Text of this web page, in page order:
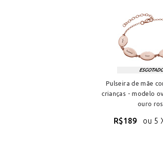
Pulseira de mãe
crianças - modelo
ouro
R$189 ou 5